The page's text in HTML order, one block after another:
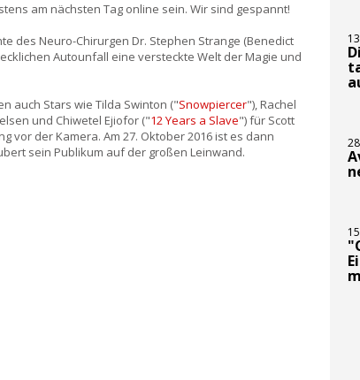
am nächsten Tag online sein. Wir sind gespannt!
des Neuro-Chirurgen Dr. Stephen Strange (Benedict
Autounfall eine versteckte Welt der Magie und
auch Stars wie Tilda Swinton ("Snowpiercer"), Rachel
und Chiwetel Ejiofor ("12 Years a Slave") für Scott
vor der Kamera. Am 27. Oktober 2016 ist es dann
sein Publikum auf der großen Leinwand.